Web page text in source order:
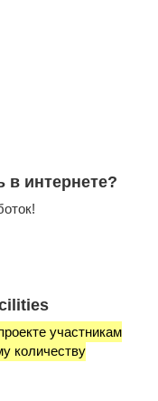
в интернете?
участникам
количеству